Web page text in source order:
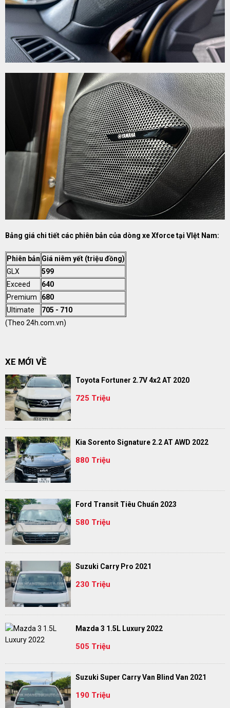
Bảng giá chi tiết các phiên bản của dòng xe Xforce tại VIệt Nam:
Phiên bản Giá niêm yết (triệu đồng)
GLX
599
Exceed
640
Premium
680
Ultimate
705 - 710
(Theo 24h.com.vn)
XE MỚI VỀ
Toyota Fortuner 2.7V 4x2 AT 2020
725 Triệu
Kia Sorento Signature 2.2 AT AWD 2022
880 Triệu
Ford Transit Tiêu Chuẩn 2023
580 Triệu
Suzuki Carry Pro 2021
230 Triệu
Mazda 3 1.5L Luxury 2022
505 Triệu
Suzuki Super Carry Van Blind Van 2021
190 Triệu